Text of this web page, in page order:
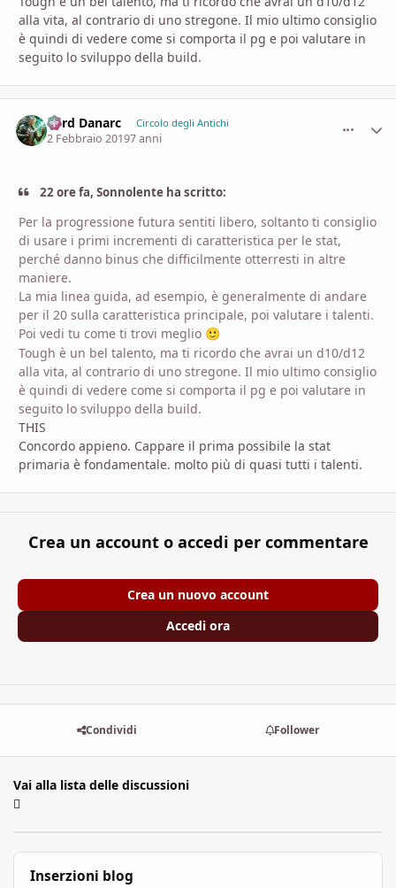
alla vita, al contrario di uno stregone. Il mio ultimo consiglio
è quindi di vedere come si comporta il pg e poi valutare in
seguito lo sviluppo della build.
Lord Danarc Circolo degli Antichi
2 Febbraio 20197 anni
22 ore fa, Sonnolente ha scritto:
Per la progressione futura sentiti libero, soltanto ti consiglio
di usare i primi incrementi di caratteristica per le stat,
perché danno binus che difficilmente otterresti in altre
maniere.
La mia linea guida, ad esempio, è generalmente di andare
per il 20 sulla caratteristica principale, poi valutare i talenti.
Poi vedi tu come ti trovi meglio 🙂
Tough è un bel talento, ma ti ricordo che avrai un d10/d12
alla vita, al contrario di uno stregone. Il mio ultimo consiglio
è quindi di vedere come si comporta il pg e poi valutare in
seguito lo sviluppo della build.
THIS
Concordo appieno. Cappare il prima possibile la stat
primaria è fondamentale. molto più di quasi tutti i talenti.
Crea un account o accedi per commentare
Crea un nuovo account
Accedi ora
Condividi Follower
Vai alla lista delle discussioni
Inserzioni blog